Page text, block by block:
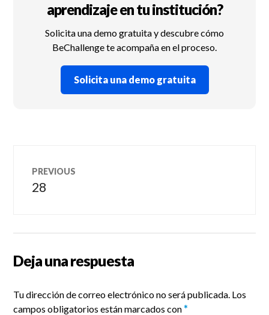
aprendizaje en tu institución?
Solicita una demo gratuita y descubre cómo
BeChallenge te acompaña en el proceso.
Solicita una demo gratuita
PREVIOUS
Previous
28
Deja una respuesta
Tu dirección de correo electrónico no será publicada. Los
campos obligatorios están marcados con*